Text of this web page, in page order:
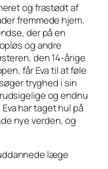
og frastødt af
fremmede hjem.
der på en
og andre
den 14-årige
får Eva til at føle
tryghed i sin
og endnu
hartaget hul på
nye verden, og
læge